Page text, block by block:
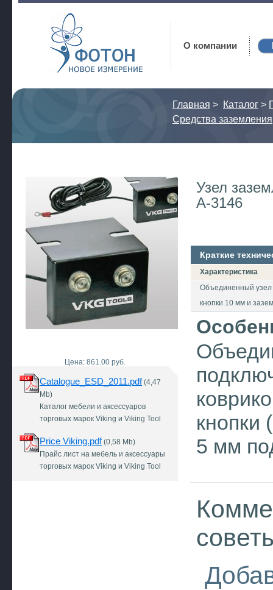
Фотон
О компании
Главная > Каталог >
Средства заземления
Цена: 861.00 руб.
Catalogue_ESD_2011.pdf(4,47
Mb)
Каталог мебели и аксессуаров
торговых марок Viking и Viking Tool
Price Viking.pdf(0,58 Mb)
Прайс лист на мебель и аксессуары
торговых марок Viking и Viking Tool
Узел
A-3146
Краткие
Характеристика
Объединенный узел
кнопки 10 мм и
кнопки
5 мм